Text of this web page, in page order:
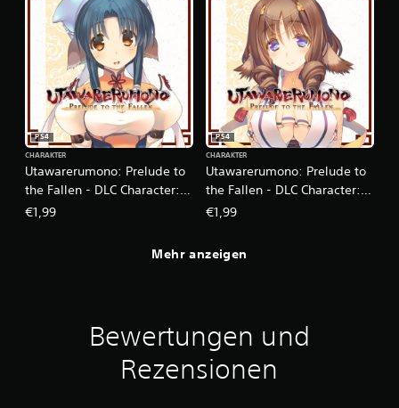
Utawarerumono: Prelude to
the Fallen - DLC Character:
Atuy
PS4
CHARAKTER
€1,99
Utawarerumono: Prelude to
the Fallen - DLC Character:
Fumirul
PS4
CHARAKTER
€1,99
Mehr anzeigen
Bewertungen und
Rezensionen